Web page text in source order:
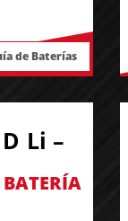
de Baterías
Li –